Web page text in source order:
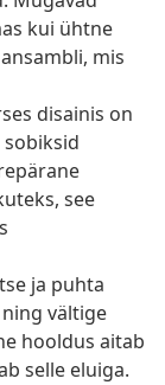
kui ühtne
mis
disainis on
see
ja puhta
vältige
hooldus aitab
selle eluiga.